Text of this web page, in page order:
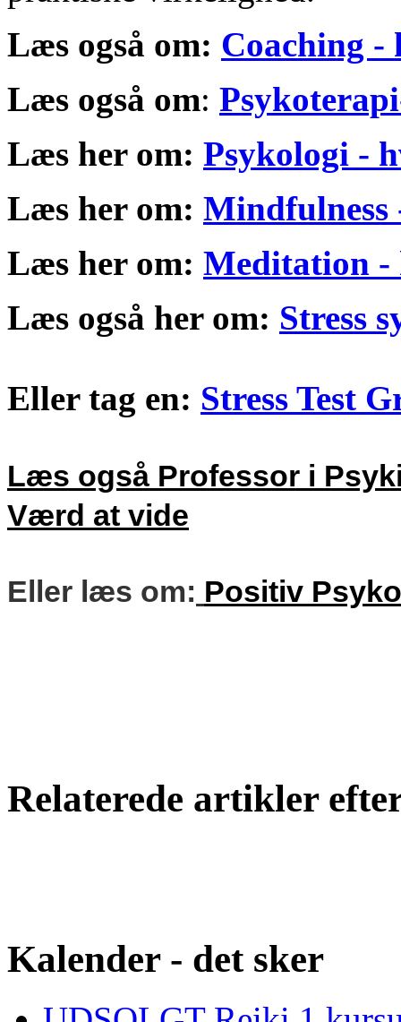
Læs også om: Coaching -
Læs også om:
Læs her om: Psykologi -
Læs her om: Mindfulness
Læs her om: Meditation -
Læs også her om: Stress
Eller tag en: Stress Test
Læs også Professor i
Værd at vide
Eller læs om: Positiv
Relaterede artikler
Kalender - det sker